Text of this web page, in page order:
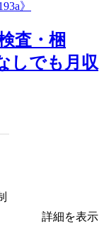
査・梱
しでも月収
詳細を表示